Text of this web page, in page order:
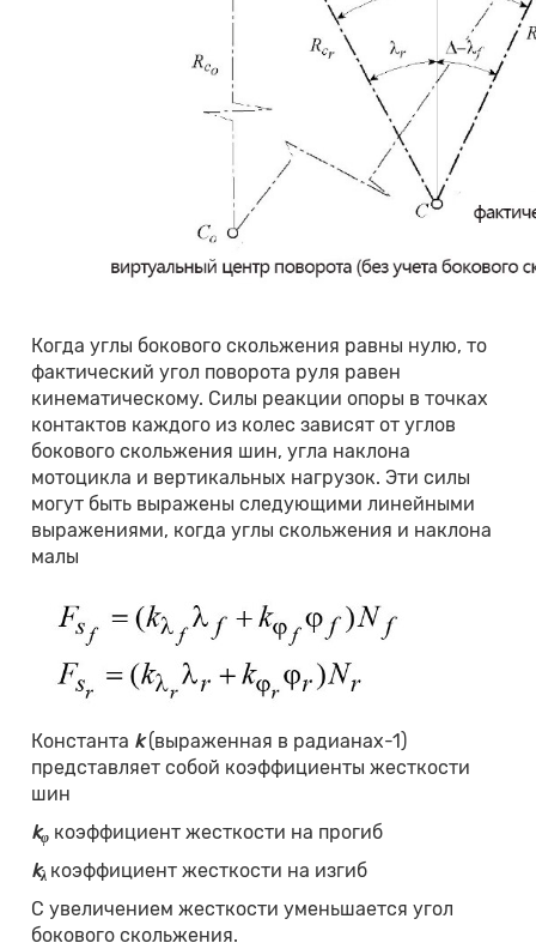
Когда углы бокового скольжения равны нулю, то
фактический угол поворота руля равен
кинематическому. Силы реакции опоры в точках
контактов каждого из колес зависят от углов
бокового скольжения шин, угла наклона
мотоцикла и вертикальных нагрузок. Эти силы
могут быть выражены следующими линейными
выражениями, когда углы скольжения и наклона
малы
Константа k(выраженная в радианах-1)
представляет собой коэффициенты жесткости
шин
kφ коэффициент жесткости на прогиб
kλ коэффициент жесткости на изгиб
С увеличением жесткости уменьшается угол
бокового скольжения.